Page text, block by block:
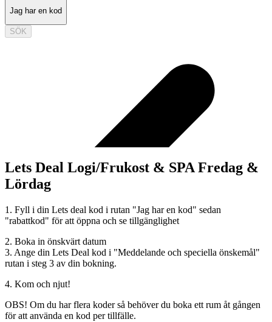
Jag har en kod
SÖK
Lets Deal Logi/Frukost & SPA Fredag &
Lördag
1. Fyll i din Lets deal kod i rutan "Jag har en kod" sedan
"rabattkod" för att öppna och se tillgänglighet
2. Boka in önskvärt datum
3. Ange din Lets Deal kod i "Meddelande och speciella önskemål"
rutan i steg 3 av din bokning.
4. Kom och njut!
OBS! Om du har flera koder så behöver du boka ett rum åt gången
för att använda en kod per tillfälle.